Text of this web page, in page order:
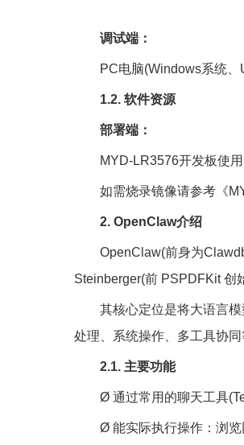
调试端：
PC电脑(Windows系统
1.2. 软件资源
部署端：
MYD-LR3576开发板使
如需烧录镜像请参考《
2. OpenClaw介绍
OpenClaw(前身为
Steinberger(前 PSPDFKit 创
其核心定位是将大语言
处理、系统操作、多工具协同
2.1. 主要功能
Ø 通过常用的聊天工具
Ø 能实际执行操作：浏